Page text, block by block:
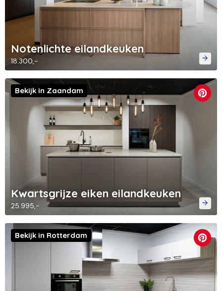
Notenlichte eilandkeuken
18.300,-
Kwartsgrijze eiken eilandkeuken
25.995,-
Bekijk in Zaandam
Bekijk in Rotterdam